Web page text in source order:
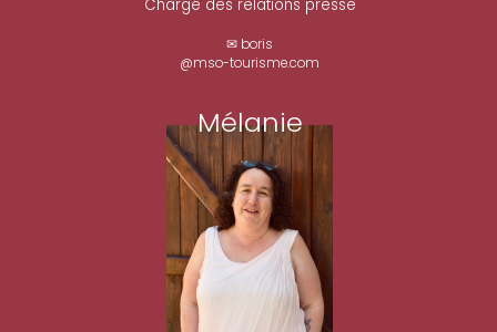
Chargé des relations presse
✉ boris
@mso-tourisme.com
Mélanie